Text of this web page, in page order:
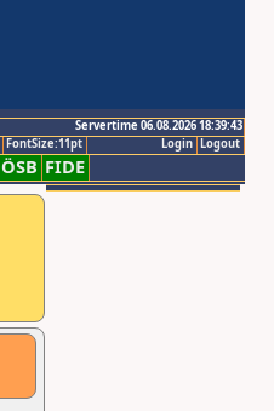
Servertime 06.08.2026 18:39:43
Logout
Login
FontSize:11pt
ÖSB FIDE